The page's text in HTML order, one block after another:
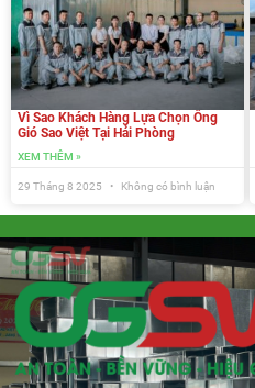
Vì Sao Khách Hàng Lựa Chọn Ống
Gió Sao Việt Tại Hải Phòng
XEM THÊM »
29 Tháng 8 2025 Không có bình luận